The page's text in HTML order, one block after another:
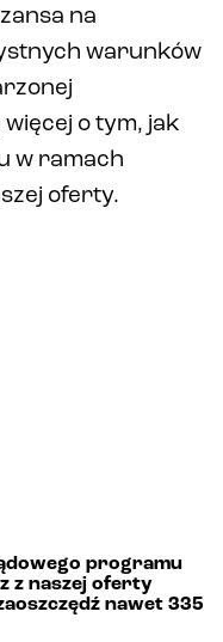
(PRS)
na
warunków
o tym, jak
w ramach
oferty.
programu
z naszej oferty
nawet 335